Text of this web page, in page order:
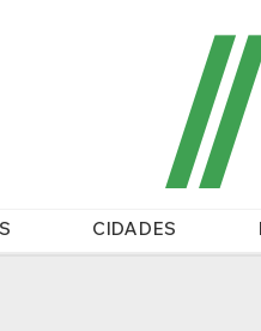
CIDADES
//